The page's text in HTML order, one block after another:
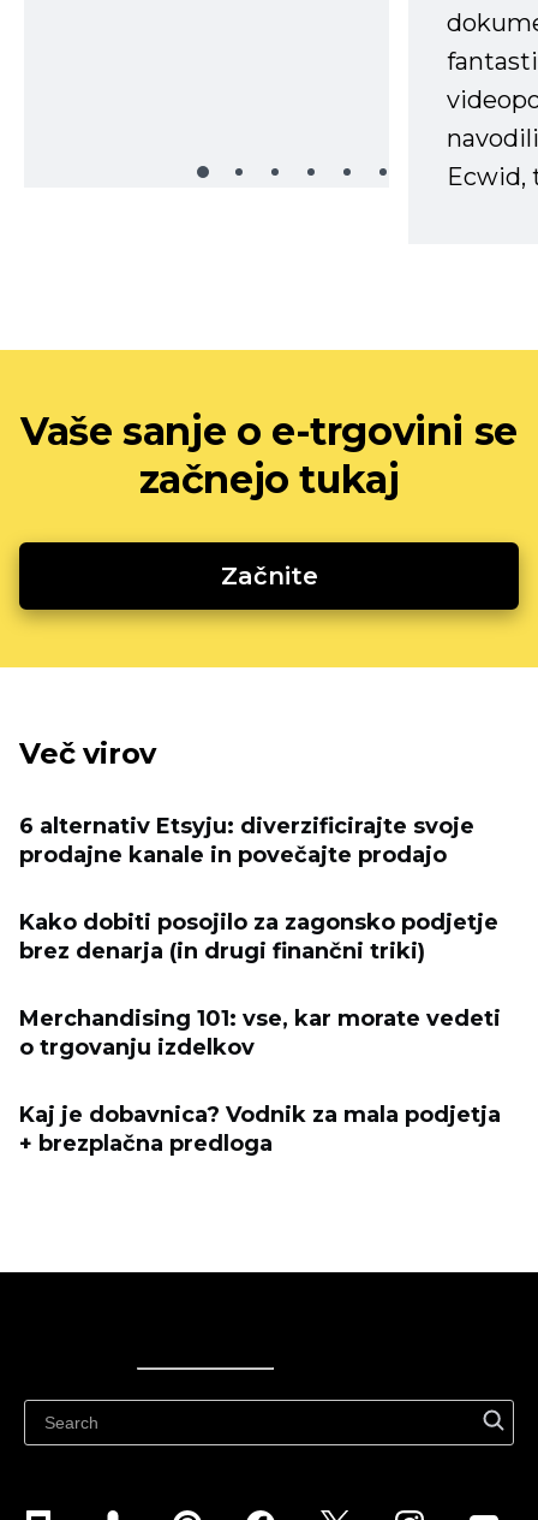
Ecwid,
Vaše sanje o e-trgovini se
začnejo tukaj
Začnite
Več virov
6 alternativ Etsyju: diverzificirajte svoje
prodajne kanale in povečajte prodajo
Kako dobiti posojilo za zagonsko podjetje
brez denarja (in drugi finančni triki)
Merchandising 101: vse, kar morate vedeti
o trgovanju izdelkov
Kaj je dobavnica? Vodnik za mala podjetja
+ brezplačna predloga